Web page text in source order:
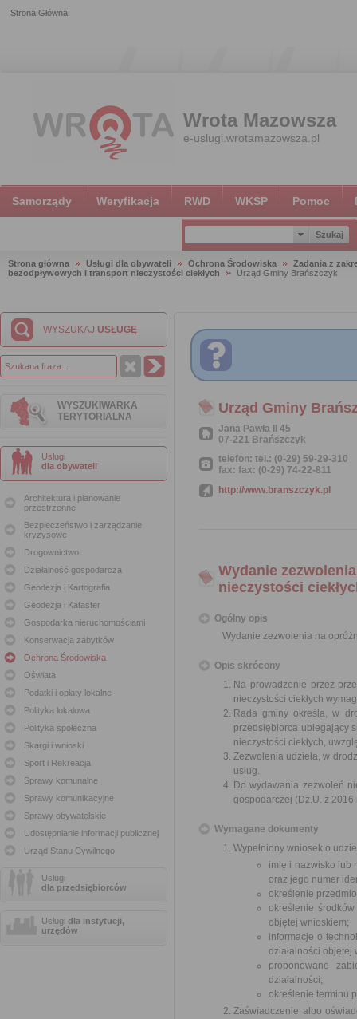
Strona Główna
Wrota Mazowsza
e-uslugi.wrotamazowsza.pl
Samorządy Weryfikacja RWD WKSP Pomoc
Strona główna Usługi dla obywateli Ochrona Środowiska
Zadania z
bezodpływowych i transport nieczystości ciekłych
Urząd Gminy Brańszczyk
WYSZUKAJ USŁUGĘ
WYSZUKIWARKA
TERYTORIALNA
Usługi
dla obywateli
Architektura i planowanie
przestrzenne
Bezpieczeństwo i zarządzanie
kryzysowe
Drogownictwo
Działalność gospodarcza
Geodezja i Kartografia
Geodezja i Kataster
Gospodarka nieruchomościami
Konserwacja zabytków
Ochrona Środowiska
Oświata
Podatki i opłaty lokalne
Polityka lokalowa
Polityka społeczna
Skargi i wnioski
Sport i Rekreacja
Sprawy komunalne
Sprawy komunikacyjne
Sprawy obywatelskie
Udostępnianie informacji publicznej
Urząd Stanu Cywilnego
Usługi
dla przedsiębiorców
Usługi dla instytucji,
urzędów
Urząd Gminy
Jana Pawła II 45
07-221 Brańszczyk
telefon: tel.: (0-29) 59-29-310
fax: fax: (0-29) 74-22-811
http://www.branszczyk.pl
Wydanie
nieczystości
Ogólny opis
Wydanie zezwolenia na
Opis skrócony
Na prowadzenie przez
nieczystości ciekłych
Rada gminy określa, w
przedsiębiorca ubiegający
nieczystości ciekłych,
Zezwolenia udziela, w
usług.
Do wydawania zezwoleń
gospodarczej (Dz.U. z
Wymagane dokumenty
Wypełniony wniosek o
imię i nazwisko lub
oraz jego numer
określenie
określenie
objętej wnioskiem;
informacje o
działalności objętej
proponowane
działalności;
określenie terminu
Zaświadczenie albo